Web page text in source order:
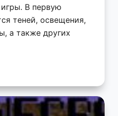
В первую
теней, освещения,
а также других